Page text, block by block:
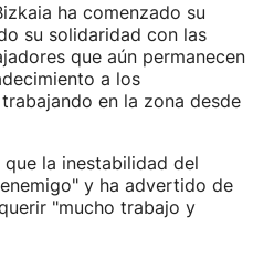
ha comenzado su
su solidaridad con las
que aún permanecen
a los
en la zona desde
la inestabilidad del
y ha advertido de
"mucho trabajo y